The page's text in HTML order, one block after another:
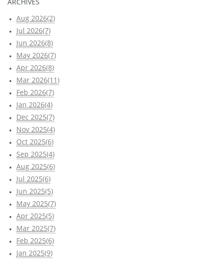
Aug 2026(2)
Jul 2026(7)
Jun 2026(8)
May 2026(7)
Apr 2026(8)
Mar 2026(11)
Feb 2026(7)
Jan 2026(4)
Dec 2025(7)
Nov 2025(4)
Oct 2025(6)
Sep 2025(4)
Aug 2025(6)
Jul 2025(6)
Jun 2025(5)
May 2025(7)
Apr 2025(5)
Mar 2025(7)
Feb 2025(6)
Jan 2025(9)